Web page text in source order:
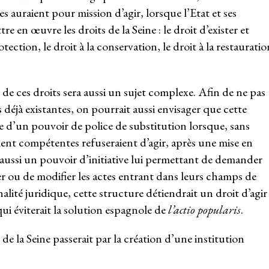
auraient pour mission d’agir, lorsque l’Etat et ses
en œuvre les droits de la Seine : le droit d’exister et
le droit à la conservation, le droit à la
ces droits sera aussi un sujet complexe. Afin de ne pas
existantes, on pourrait aussi envisager que cette
pouvoir de police de substitution lorsque, sans
compétentes refuseraient d’agir, après une mise en
un pouvoir d’initiative lui permettant de demander
de modifier les actes entrant dans leurs champs de
juridique, cette structure détiendrait un droit d’agir
éviterait la solution espagnole del’actio popularis.
la Seine passerait par la création d’une institution